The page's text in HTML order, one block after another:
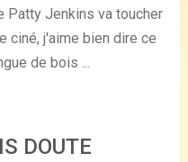
Patty Jenkins va toucher
ciné, j'aime bien dire ce
de bois ...
DOUTE